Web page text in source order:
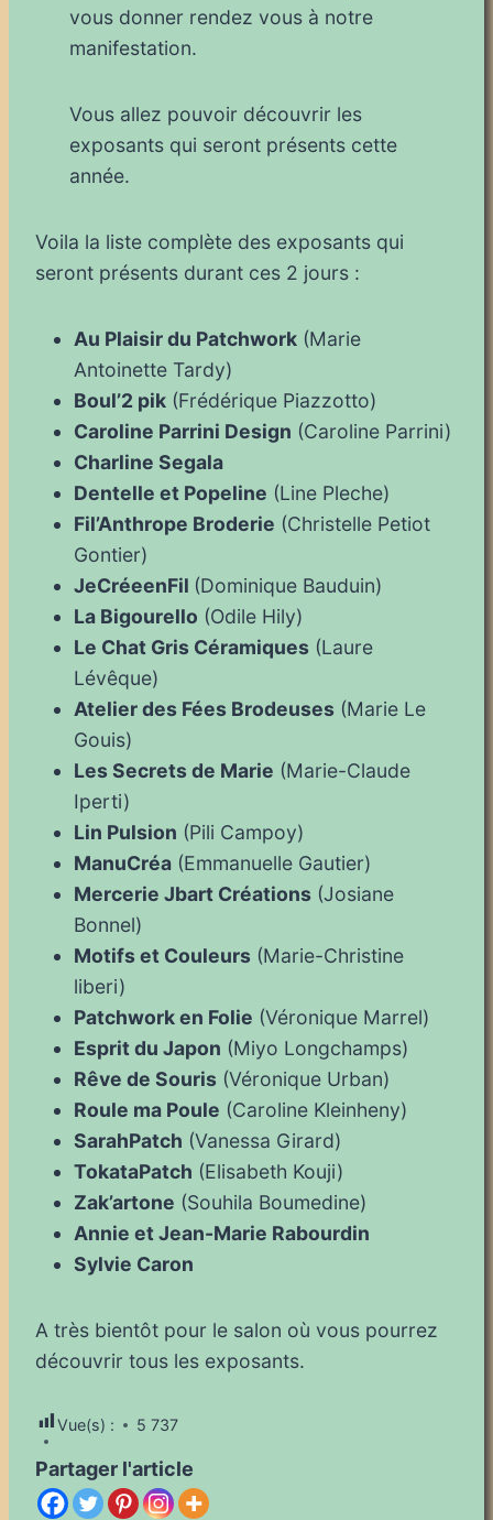
vous donner rendez vous à notre
manifestation.
Vous allez pouvoir découvrir les
exposants qui seront présents cette
année.
Voila la liste complète des exposants qui
seront présents durant ces 2 jours :
Au Plaisir du Patchwork (Marie
Antoinette Tardy)
Boul’2 pik (Frédérique Piazzotto)
Caroline Parrini Design (Caroline Parrini)
Charline Segala
Dentelle et Popeline (Line Pleche)
Fil’Anthrope Broderie (Christelle Petiot
Gontier)
JeCréeenFil (Dominique Bauduin)
La Bigourello (Odile Hily)
Le Chat Gris Céramiques (Laure
Lévêque)
Atelier des Fées Brodeuses (Marie Le
Gouis)
Les Secrets de Marie (Marie-Claude
Iperti)
Lin Pulsion (Pili Campoy)
ManuCréa (Emmanuelle Gautier)
Mercerie Jbart Créations (Josiane
Bonnel)
Motifs et Couleurs (Marie-Christine
liberi)
Patchwork en Folie (Véronique Marrel)
Esprit du Japon (Miyo Longchamps)
Rêve de Souris (Véronique Urban)
Roule ma Poule (Caroline Kleinheny)
SarahPatch (Vanessa Girard)
TokataPatch (Elisabeth Kouji)
Zak’artone (Souhila Boumedine)
Annie et Jean-Marie Rabourdin
Sylvie Caron
A très bientôt pour le salon où vous pourrez
découvrir tous les exposants.
Vue(s) : 5 737
Partager l'article